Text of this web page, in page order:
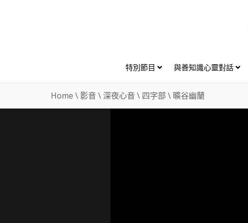
特別節目 與善知識心靈對話
Home \ 影音 \深夜心音 \ 四字部 \ 曠谷幽蘭